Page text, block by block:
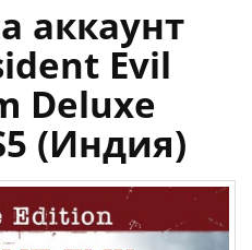
аккаунт
Evil
Deluxe
(Индия)